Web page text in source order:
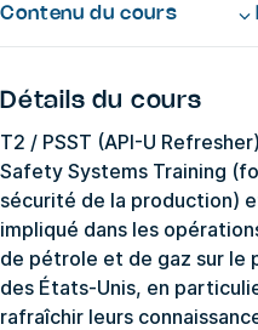
Contenu du cours
Détails du cours
T2 / PSST (API-U
Safety Systems Training
sécurité de la production)
impliqué dans les
de pétrole et de gaz sur le
des États-Unis, en
rafraîchir leurs